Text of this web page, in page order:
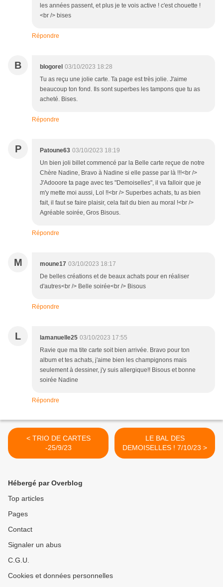
les années passent, et plus je te vois active ! c'est chouette !
<br /> bises
Répondre
B blogorel 03/10/2023 18:28
Tu as reçu une jolie carte. Ta page est très jolie. J'aime
beaucoup ton fond. Ils sont superbes les tampons que tu as
acheté. Bises.
Répondre
P Patoune63 03/10/2023 18:19
Un bien joli billet commencé par la Belle carte reçue de notre
Chère Nadine, Bravo à Nadine si elle passe par là !!!<br />
J'Adooore ta page avec tes "Demoiselles", il va falloir que je
m'y mette moi aussi, Lol !!<br /> Superbes achats, tu as bien
fait, il faut se faire plaisir, cela fait du bien au moral !<br />
Agréable soirée, Gros Bisous.
Répondre
M moune17 03/10/2023 18:17
De belles créations et de beaux achats pour en réaliser
d'autres<br /> Belle soirée<br /> Bisous
Répondre
L lamanuelle25 03/10/2023 17:55
Ravie que ma tite carte soit bien arrivée. Bravo pour ton
album et tes achats, j'aime bien les champignons mais
seulement à dessiner, j'y suis allergique!! Bisous et bonne
soirée Nadine
Répondre
< TRIO DE CARTES
-25/9/23
LE BAL DES
DEMOISELLES ! 7/10/23 >
Hébergé par Overblog
Top articles
Pages
Contact
Signaler un abus
C.G.U.
Cookies et données personnelles